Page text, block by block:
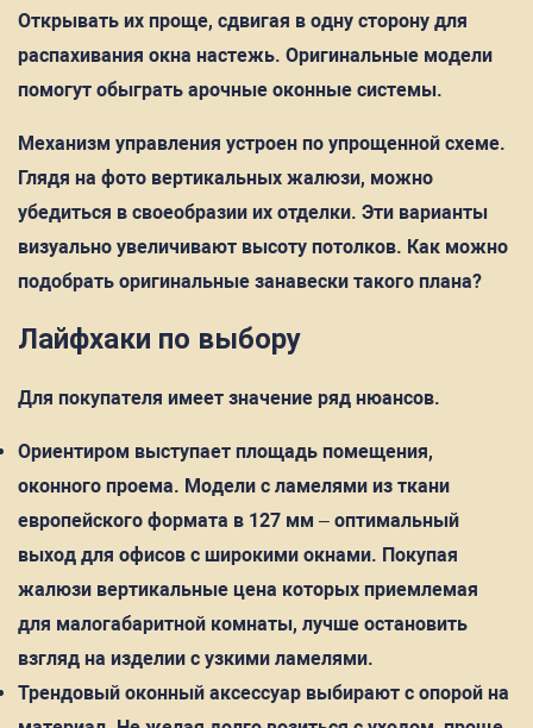
Открывать их проще, сдвигая в одну сторону для
распахивания окна настежь. Оригинальные модели
помогут обыграть арочные оконные системы.
Механизм управления устроен по упрощенной схеме.
Глядя на фото вертикальных жалюзи, можно
убедиться в своеобразии их отделки. Эти варианты
визуально увеличивают высоту потолков. Как можно
подобрать оригинальные занавески такого плана?
Лайфхаки по выбору
Для покупателя имеет значение ряд нюансов.
Ориентиром выступает площадь помещения,
оконного проема. Модели с ламелями из ткани
европейского формата в 127 мм – оптимальный
выход для офисов с широкими окнами. Покупая
жалюзи вертикальные цена которых приемлемая
для малогабаритной комнаты, лучше остановить
взгляд на изделии с узкими ламелями.
Трендовый оконный аксессуар выбирают с опорой на